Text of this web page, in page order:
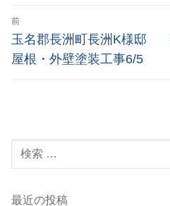
投
稿
ナ
シ
前
前
の
玉名郡長洲町長洲K様邸
屋根・外壁塗装工事6/5
最近の投稿